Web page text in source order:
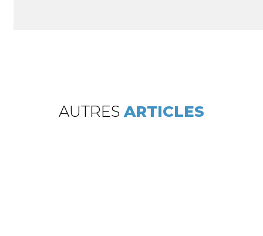
AUTRESARTICLES